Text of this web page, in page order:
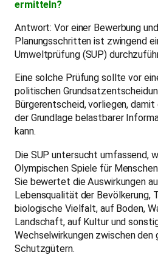
ermitteln?
Antwort: Vor einer Bewerbung
Planungsschritten ist zwingend
Umweltprüfung (SUP)
Eine solche Prüfung sollte vor
politischen
Bürgerentscheid, vorliegen,
der Grundlage belastbarer
kann.
Die SUP untersucht umfassend,
Olympischen Spiele für
Sie bewertet die Auswirkungen
Lebensqualität der Bevölkerung,
biologische Vielfalt, auf Boden,
Landschaft, auf Kultur und
Wechselwirkungen zwischen den
Schutzgütern.